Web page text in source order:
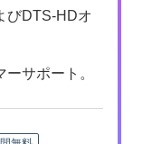
びDTS-HDオ
サポート。